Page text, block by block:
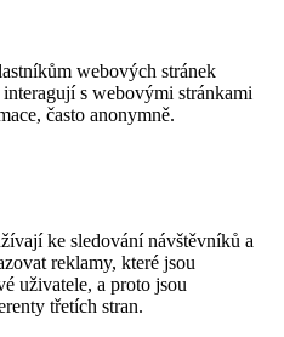
webových stránek
s webovými stránkami
často anonymně.
ke sledování návštěvníků a
reklamy, které jsou
uživatele, a proto jsou
třetích stran.